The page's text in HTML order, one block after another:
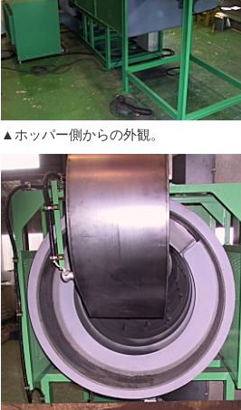
▲ホッパー側からの外観。